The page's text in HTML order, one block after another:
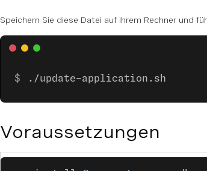
Speichern Sie diese Datei auf Ihrem Rechner und
./update-application.sh
Voraussetzungen